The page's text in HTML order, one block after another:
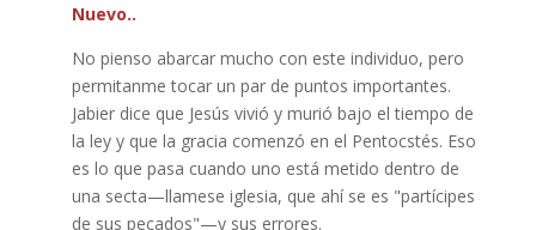
Nuevo..
No pienso abarcar mucho con este individuo, pero
permitanme tocar un par de puntos importantes.
Jabier dice que Jesús vivió y murió bajo el tiempo de
la ley y que la gracia comenzó en el Pentocstés. Eso
es lo que pasa cuando uno está metido dentro de
una secta—llamese iglesia, que ahí se es "partícipes
de sus pecados"—y sus errores.